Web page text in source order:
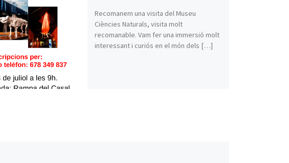
Recomanem una visita del Museu
Ciències Naturals, visita molt
recomanable. Vam fer una immersió molt
interessant i curiós en el món dels […]